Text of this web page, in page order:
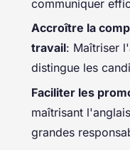
communiquer
Accroître la
travail: Maîtriser
distingue les
Faciliter les
maîtrisant
grandes